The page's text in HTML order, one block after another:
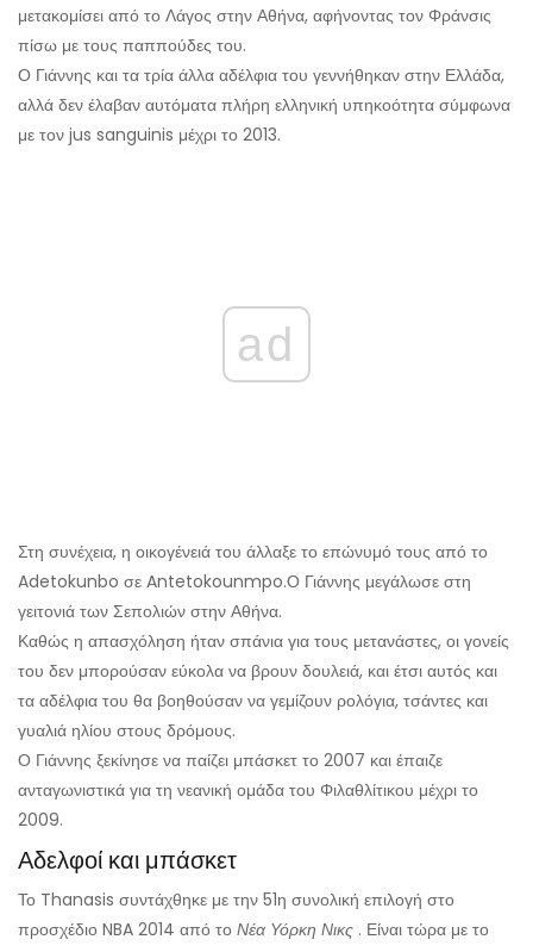
μετακομίσει από το Λάγος στην Αθήνα, αφήνοντας τον Φράνσις
πίσω με τους παππούδες του.
Ο Γιάννης και τα τρία άλλα αδέλφια του γεννήθηκαν στην Ελλάδα,
αλλά δεν έλαβαν αυτόματα πλήρη ελληνική υπηκοότητα σύμφωνα
με τον jus sanguinis μέχρι το 2013.
ad
Στη συνέχεια, η οικογένειά του άλλαξε το επώνυμό τους από το
Adetokunbo σε Antetokounmpo.Ο Γιάννης μεγάλωσε στη
γειτονιά των Σεπολιών στην Αθήνα.
Καθώς η απασχόληση ήταν σπάνια για τους μετανάστες, οι γονείς
του δεν μπορούσαν εύκολα να βρουν δουλειά, και έτσι αυτός και
τα αδέλφια του θα βοηθούσαν να γεμίζουν ρολόγια, τσάντες και
γυαλιά ηλίου στους δρόμους.
Ο Γιάννης ξεκίνησε να παίζει μπάσκετ το 2007 και έπαιζε
ανταγωνιστικά για τη νεανική ομάδα του Φιλαθλίτικου μέχρι το
2009.
Αδελφοί και μπάσκετ
Το Thanasis συντάχθηκε με την 51η συνολική επιλογή στο
προσχέδιο NBA 2014 από το Νέα Υόρκη Νικς . Είναι τώρα με το